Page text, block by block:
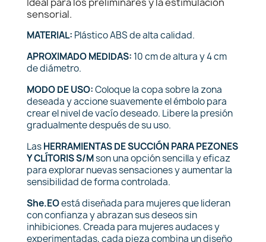
sensorial.
MATERIAL: Plástico ABS de alta calidad.
APROXIMADO MEDIDAS: 10 cm de altura y 4 cm
de diámetro.
MODO DE USO:Coloque la copa sobre la zona
deseada y accione suavemente el émbolo para
crear el nivel de vacío deseado. Libere la presión
gradualmente después de su uso.
LasHERRAMIENTAS DE SUCCIÓN PARA PEZONES
Y CLÍTORIS S/Mson una opción sencilla y eficaz
para explorar nuevas sensaciones y aumentar la
sensibilidad de forma controlada.
She.EOestá diseñada para mujeres que lideran
con confianza y abrazan sus deseos sin
inhibiciones. Creada para mujeres audaces y
experimentadas, cada pieza combina un diseño